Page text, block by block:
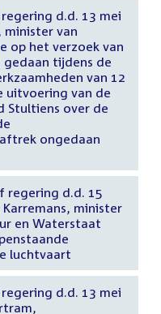
d.d. 13 mei
minister van
op het verzoek van
tijdens de
van 12
uitvoering van de
Stultiens over de
ongedaan
regering d.d. 15
Karremans, minister
en Waterstaat
luchtvaart
d.d. 13 mei